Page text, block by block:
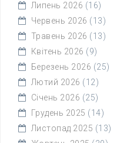
Липень 2026 (16)
Червень 2026 (13)
Травень 2026 (13)
Квітень 2026 (9)
Березень 2026 (25)
Лютий 2026 (12)
Січень 2026 (25)
Грудень 2025 (14)
Листопад 2025 (13)